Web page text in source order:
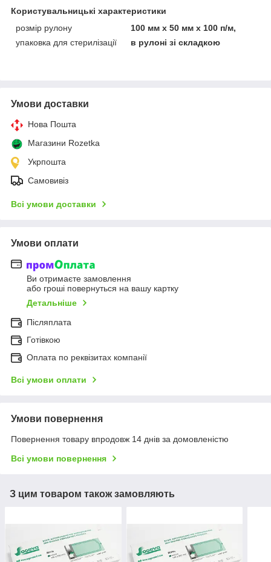
Користувальницькі характеристики
розмір рулону
100 мм х 50 мм х 100 п/м,
упаковка для стерилізації
в рулоні зі складкою
Умови доставки
Нова Пошта
Магазини Rozetka
Укрпошта
Самовивіз
Всі умови доставки
Умови оплати
Ви отримаєте замовлення
або гроші повернуться на вашу картку
Детальніше
Післяплата
Готівкою
Оплата по реквізитах компанії
Всі умови оплати
Умови повернення
Повернення товару впродовж 14 днів за домовленістю
Всі умови повернення
З цим товаром також замовляють